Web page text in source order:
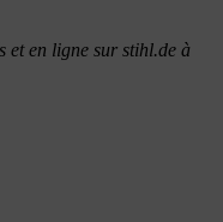
et en ligne sur stihl.de à